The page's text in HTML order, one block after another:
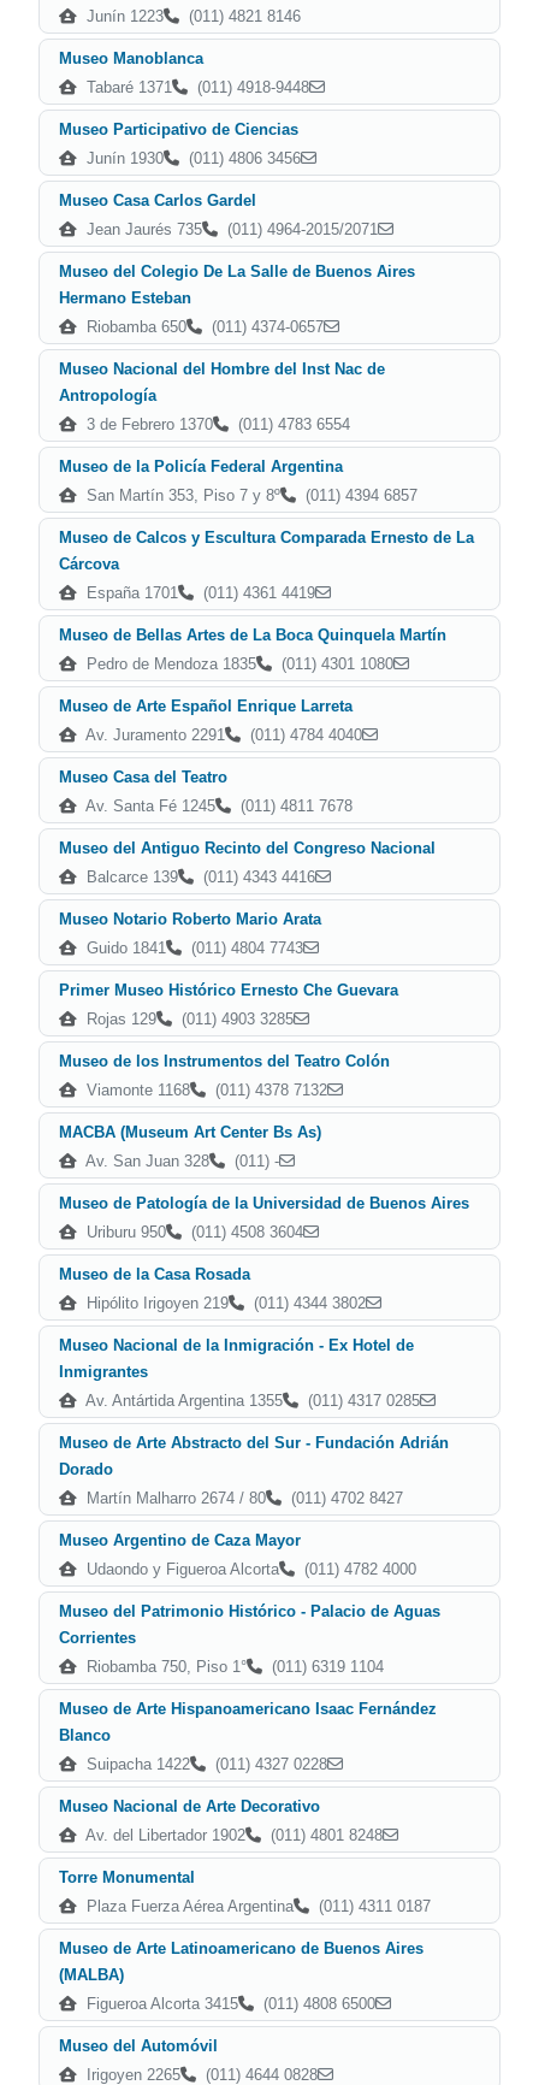
Junín 1223 (011) 4821 8146
Museo Manoblanca
Tabaré 1371
(011) 4918-9448
Museo Participativo de Ciencias
Junín 1930
(011) 4806 3456
Museo Casa Carlos Gardel
Jean Jaurés 735
(011) 4964-2015/2071
Museo del Colegio De La Salle de Buenos Aires
Hermano Esteban
Riobamba 650
(011) 4374-0657
Museo Nacional del Hombre del Inst Nac de
Antropología
3 de Febrero 1370
(011) 4783 6554
Museo de la Policía Federal Argentina
San Martín 353, Piso 7 y 8º
(011) 4394 6857
Museo de Calcos y Escultura Comparada Ernesto de La
Cárcova
España 1701
(011) 4361 4419
Museo de Bellas Artes de La Boca Quinquela Martín
Pedro de Mendoza 1835
(011) 4301 1080
Museo de Arte Español Enrique Larreta
Av. Juramento 2291
(011) 4784 4040
Museo Casa del Teatro
Av. Santa Fé 1245
(011) 4811 7678
Museo del Antiguo Recinto del Congreso Nacional
Balcarce 139
(011) 4343 4416
Museo Notario Roberto Mario Arata
Guido 1841
(011) 4804 7743
Primer Museo Histórico Ernesto Che Guevara
Rojas 129
(011) 4903 3285
Museo de los Instrumentos del Teatro Colón
Viamonte 1168
(011) 4378 7132
MACBA (Museum Art Center Bs As)
Av. San Juan 328
(011) -
Museo de Patología de la Universidad de Buenos Aires
Uriburu 950
(011) 4508 3604
Museo de la Casa Rosada
Hipólito Irigoyen 219
(011) 4344 3802
Museo Nacional de la Inmigración - Ex Hotel de
Inmigrantes
Av. Antártida Argentina 1355
(011) 4317 0285
Museo de Arte Abstracto del Sur - Fundación Adrián
Dorado
Martín Malharro 2674 / 80
(011) 4702 8427
Museo Argentino de Caza Mayor
Udaondo y Figueroa Alcorta
(011) 4782 4000
Museo del Patrimonio Histórico - Palacio de Aguas
Corrientes
Riobamba 750, Piso 1°
(011) 6319 1104
Museo de Arte Hispanoamericano Isaac Fernández
Blanco
Suipacha 1422
(011) 4327 0228
Museo Nacional de Arte Decorativo
Av. del Libertador 1902
(011) 4801 8248
Torre Monumental
Plaza Fuerza Aérea Argentina
(011) 4311 0187
Museo de Arte Latinoamericano de Buenos Aires
(MALBA)
Figueroa Alcorta 3415
(011) 4808 6500
Museo del Automóvil
Irigoyen 2265
(011) 4644 0828